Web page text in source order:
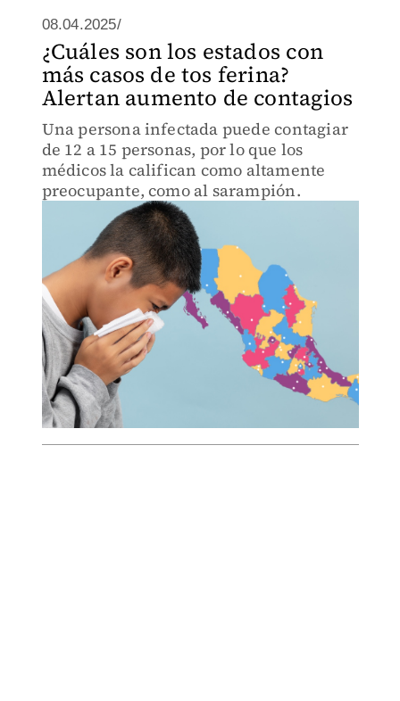
08.04.2025/
¿Cuáles son los estados con
más casos de tos ferina?
Alertan aumento de contagios
Una persona infectada puede contagiar
de 12 a 15 personas, por lo que los
médicos la califican como altamente
preocupante, como al sarampión.